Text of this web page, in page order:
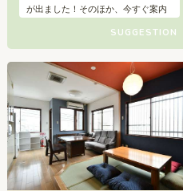
SUGGESTION
が出ました！そのほか、今すぐ案内
ま礼金・仲介手数料無料のお得なキ
ャンペーンも開催中。